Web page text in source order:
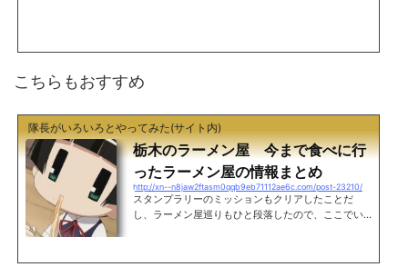
こちらもおすすめ
隊長がいろいろとやってみた(サイト内)
栃木のラーメン屋 今まで食べに行
ったラーメン屋の情報まとめ
http://xn--n8jaw2ftasm0qqb9eb71112ae6c.com/post-23210/
スタンプラリーのミッションもクリアしたことだ
し、ラーメン屋巡りもひと段落したので、ここでい
不同 足利市栃木県と群馬の境に位置する県西にある